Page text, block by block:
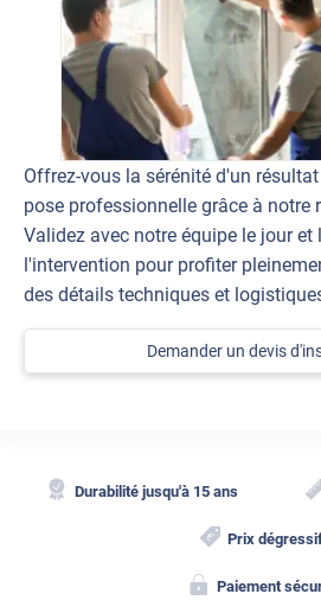
Offrez-vous la sérénité d'un
pose professionnelle grâce à notre
Validez avec notre équipe le jour et
l'intervention pour profiter
des détails techniques et
Demander un devis
Durabilité jusqu'à 15 ans
Prix
Paiement